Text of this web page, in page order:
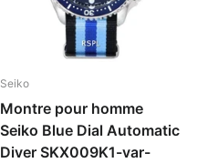
Seiko
Montre pour homme
Seiko Blue Dial Automatic
Diver SKX009K1-var-